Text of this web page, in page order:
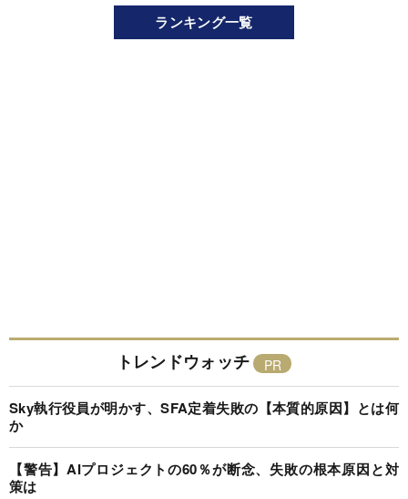
ランキング一覧
トレンドウォッチ
Sky執行役員が明かす、SFA定着失敗の【本質的原因】とは何
か
【警告】AIプロジェクトの60％が断念、失敗の根本原因と対
策は